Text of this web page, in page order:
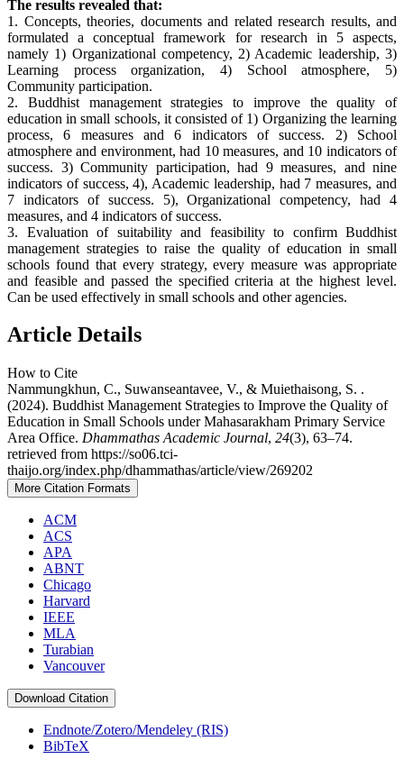
The results revealed that:
1. Concepts, theories, documents and related research results, and
formulated a conceptual framework for research in 5 aspects,
namely 1) Organizational competency, 2) Academic leadership, 3)
Learning process organization, 4) School atmosphere, 5)
Community participation.
2. Buddhist management strategies to improve the quality of
education in small schools, it consisted of 1) Organizing the learning
process, 6 measures and 6 indicators of success. 2) School
atmosphere and environment, had 10 measures, and 10 indicators of
success. 3) Community participation, had 9 measures, and nine
indicators of success, 4), Academic leadership, had 7 measures, and
7 indicators of success. 5), Organizational competency, had 4
measures, and 4 indicators of success.
3. Evaluation of suitability and feasibility to confirm Buddhist
management strategies to raise the quality of education in small
schools found that every strategy, every measure was appropriate
and feasible and passed the specified criteria at the highest level.
Can be used effectively in small schools and other agencies.
Article Details
How to Cite
Nammungkhun, C., Suwanseantavee, V., & Muiethaisong, S. .
(2024). Buddhist Management Strategies to Improve the Quality of
Education in Small Schools under Mahasarakham Primary Service
Area Office. Dhammathas Academic Journal, 24(3), 63–74.
retrieved from https://so06.tci-
thaijo.org/index.php/dhammathas/article/view/269202
More Citation Formats
ACM
ACS
APA
ABNT
Chicago
Harvard
IEEE
MLA
Turabian
Vancouver
Download Citation
Endnote/Zotero/Mendeley (RIS)
BibTeX